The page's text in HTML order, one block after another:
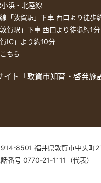
浜・北陸線
「敦賀駅」下車 西口より徒歩
賀駅」下車 西口より徒歩約1分
IC」より約10分
ちら
イト 「敦賀市知育・啓発施
914-8501 福井県敦賀市中央町2
番号 0770-21-1111（代表）